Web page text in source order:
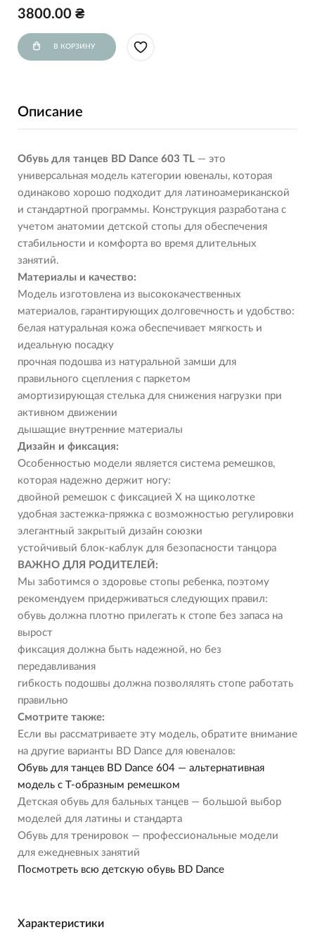
3800.00 ₴
В КОРЗИНУ
Описание
Обувь для танцев BD Dance 603 TL — это
универсальная модель категории ювеналы, которая
одинаково хорошо подходит для латиноамериканской
и стандартной программы. Конструкция разработана с
учетом анатомии детской стопы для обеспечения
стабильности и комфорта во время длительных
занятий.
Материалы и качество:
Модель изготовлена из высококачественных
материалов, гарантирующих долговечность и удобство:
белая натуральная кожа обеспечивает мягкость и
идеальную посадку
прочная подошва из натуральной замши для
правильного сцепления с паркетом
амортизирующая стелька для снижения нагрузки при
активном движении
дышащие внутренние материалы
Дизайн и фиксация:
Особенностью модели является система ремешков,
которая надежно держит ногу:
двойной ремешок с фиксацией Х на щиколотке
удобная застежка-пряжка с возможностью регулировки
элегантный закрытый дизайн союзки
устойчивый блок-каблук для безопасности танцора
ВАЖНО ДЛЯ РОДИТЕЛЕЙ:
Мы заботимся о здоровье стопы ребенка, поэтому
рекомендуем придерживаться следующих правил:
обувь должна плотно прилегать к стопе без запаса на
вырост
фиксация должна быть надежной, но без
передавливания
гибкость подошвы должна позволялять стопе работать
правильно
Смотрите также:
Если вы рассматриваете эту модель, обратите внимание
на другие варианты BD Dance для ювеналов:
Обувь для танцев BD Dance 604 — альтернативная
модель с Т-образным ремешком
Детская обувь для бальных танцев — большой выбор
моделей для латины и стандарта
Обувь для тренировок — профессиональные модели
для ежедневных занятий
Посмотреть всю детскую обувь BD Dance
Характеристики